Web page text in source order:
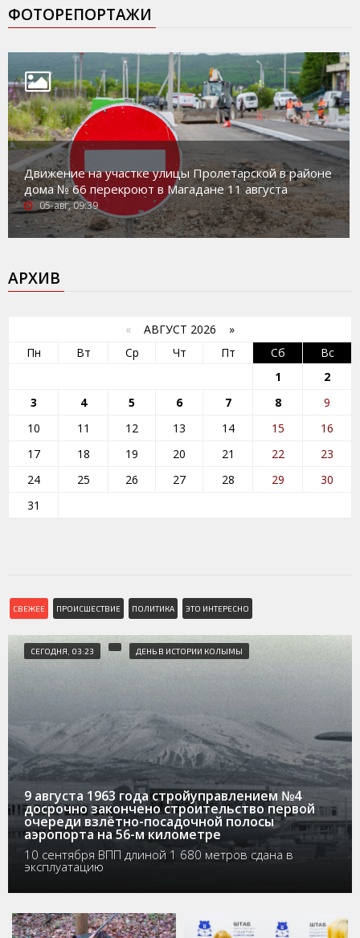
ФОТОРЕПОРТАЖИ
Движение на участке улицы Пролетарской в районе
дома № 66 перекроют в Магадане 11 августа
05-авг, 09:39
АРХИВ
« АВГУСТ 2026 »
Пн
Вт Ср Чт Пт Сб
Вс
1
2
3
4 5 6 7 8
9
10
11 12 13 14 15
16
17
18 19 20 21 22
23
24
25 26 27 28 29
30
31
СВЕЖЕЕ ПРОИСШЕСТВИЕ ПОЛИТИКА ЭТО ИНТЕРЕСНО
СЕГОДНЯ, 03:23 ДЕНЬ В ИСТОРИИ КОЛЫМЫ
9 августа 1963 года стройуправлением №4
досрочно закончено строительство первой
очереди взлётно-посадочной полосы
аэропорта на 56-м километре
10 сентября ВПП длиной 1 680 метров сдана в
эксплуатацию